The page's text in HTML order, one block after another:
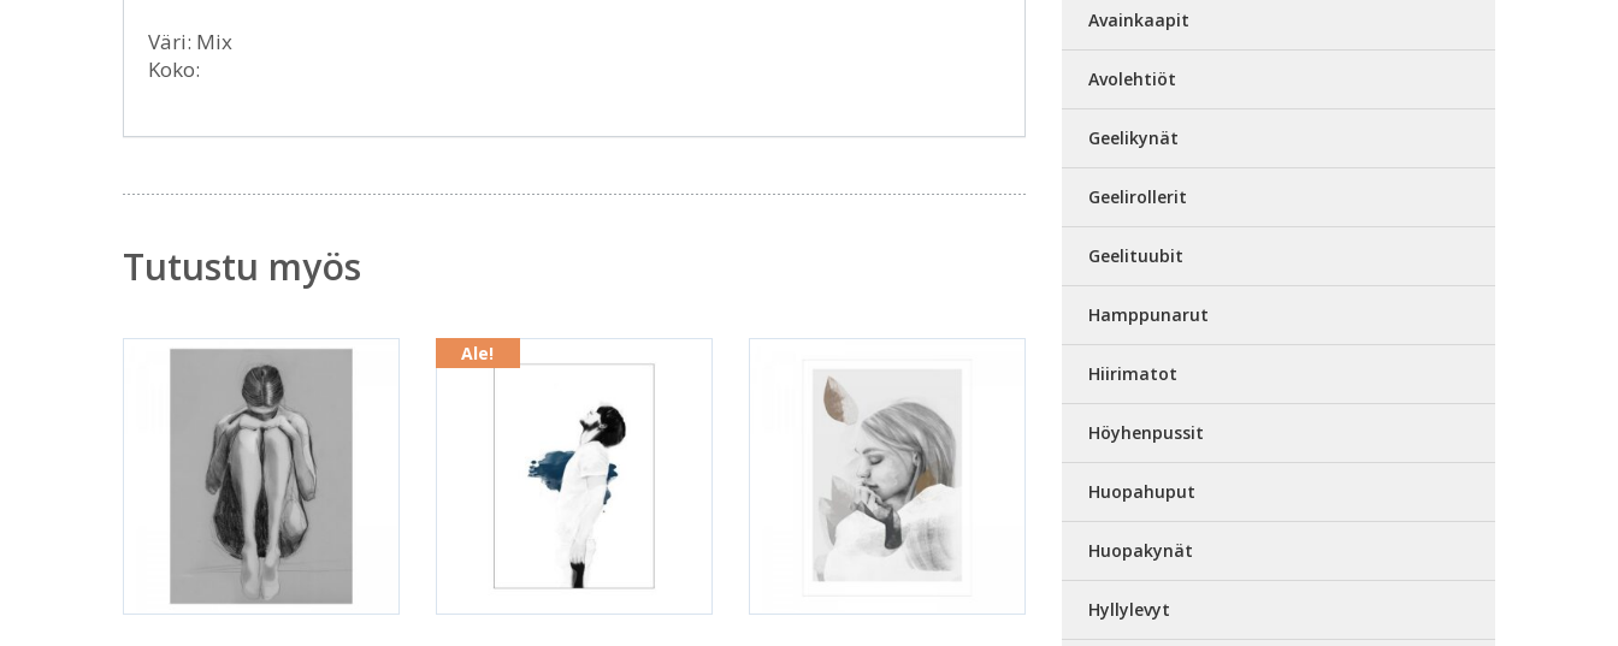
Väri: Mix
Koko:
Tutustu myös
Ale!
Avainkaapit
Avolehtiöt
Geelikynät
Geelirollerit
Geelituubit
Hamppunarut
Hiirimatot
Höyhenpussit
Huopahuput
Huopakynät
Hyllylevyt